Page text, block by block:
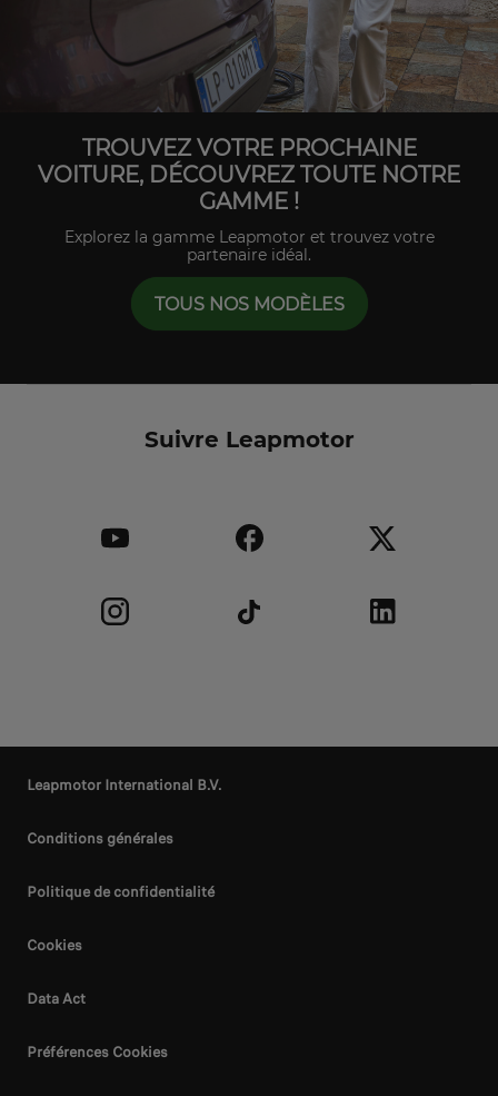
TROUVEZ VOTRE PROCHAINE
VOITURE, DÉCOUVREZ TOUTE NOTRE
GAMME !
Explorez la gamme Leapmotor et trouvez votre
partenaire idéal.
TOUS NOS MODÈLES
Suivre Leapmotor
Leapmotor International B.V.
Conditions générales
Politique de confidentialité
Cookies
Data Act
Préférences Cookies